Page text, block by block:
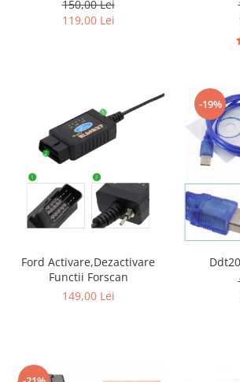
150,00 Lei
119,00 Lei
Ford Activare,Dezactivare
Functii Forscan
149,00 Lei
-19%